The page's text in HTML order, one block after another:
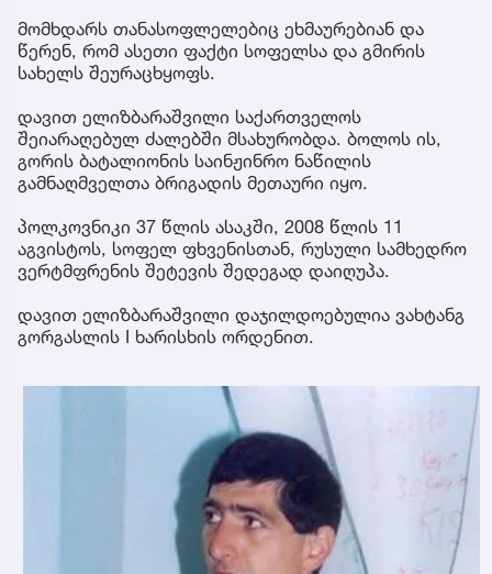
მომხდარს თანასოფლელებიც ეხმაურებიან და
წერენ, რომ ასეთი ფაქტი სოფელსა და გმირის
სახელს შეურაცხყოფს.
დავით ელიზბარაშვილი საქართველოს
შეიარაღებულ ძალებში მსახურობდა. ბოლოს ის,
გორის ბატალიონის საინჟინრო ნაწილის
გამნაღმველთა ბრიგადის მეთაური იყო.
პოლკოვნიკი 37 წლის ასაკში, 2008 წლის 11
აგვისტოს, სოფელ ფხვენისთან, რუსული სამხედრო
ვერტმფრენის შეტევის შედეგად დაიღუპა.
დავით ელიზბარაშვილი დაჯილდოებულია ვახტანგ
გორგასლის I ხარისხის ორდენით.